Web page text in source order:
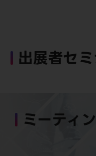
出展者セ
ミーティ